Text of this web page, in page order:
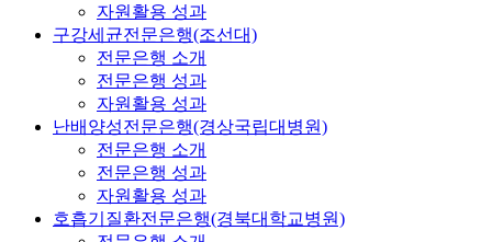
자원활용 성과
구강세균전문은행(조선대)
전문은행 소개
전문은행 성과
자원활용 성과
난배양성전문은행(경상국립대병원)
전문은행 소개
전문은행 성과
자원활용 성과
호흡기질환전문은행(경북대학교병원)